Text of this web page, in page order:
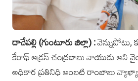
దాచేపల్లి (గుంటూరు జిల్లా) :వెన్నుపోటు,
కేరాఫ్‌ అడ్రస్ చంద్రబాబు‌ నాయుడు అని
అధికార ప్రతినిధి అంబటి రాంబాబు